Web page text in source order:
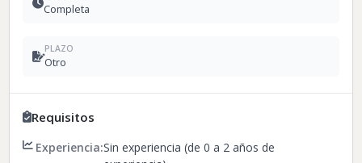
Completa
PLAZO
Otro
Requisitos
Experiencia:Sin experiencia (de 0 a 2 años de